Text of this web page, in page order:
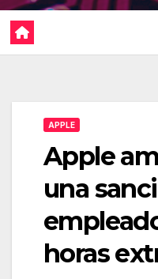
APPLE
Apple
una
horas